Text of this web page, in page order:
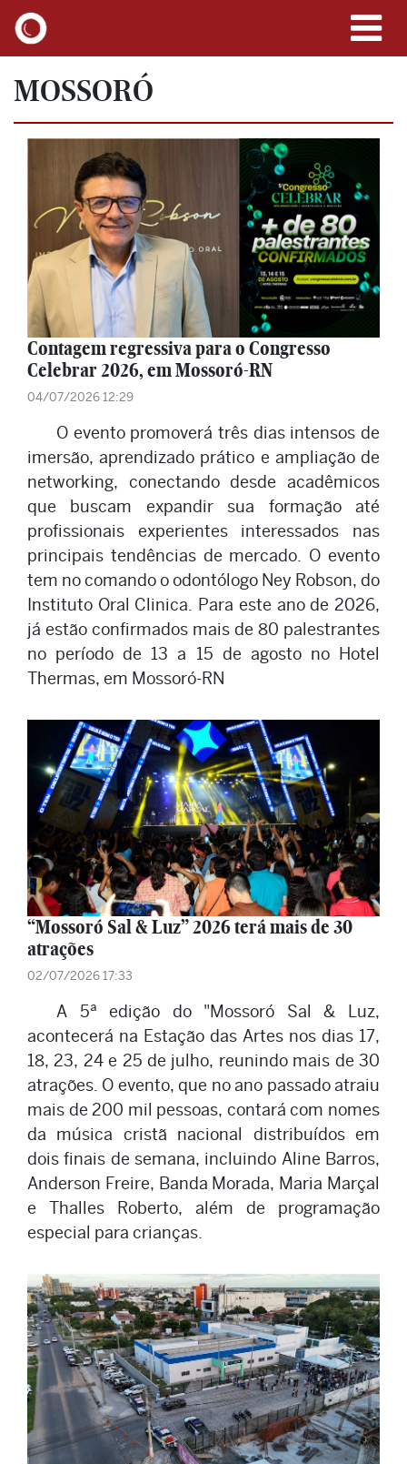
MOSSORÓ
Contagem regressiva para o Congresso
Celebrar 2026, em Mossoró-RN
04/07/2026 12:29
O evento promoverá três dias intensos de
imersão, aprendizado prático e ampliação de
networking, conectando desde acadêmicos
que buscam expandir sua formação até
profissionais experientes interessados nas
principais tendências de mercado. O evento
tem no comando o odontólogo Ney Robson, do
Instituto Oral Clinica. Para este ano de 2026,
já estão confirmados mais de 80 palestrantes
no período de 13 a 15 de agosto no Hotel
Thermas, em Mossoró-RN
“Mossoró Sal & Luz” 2026 terá mais de 30
atrações
02/07/2026 17:33
A 5ª edição do "Mossoró Sal & Luz,
acontecerá na Estação das Artes nos dias 17,
18, 23, 24 e 25 de julho, reunindo mais de 30
atrações. O evento, que no ano passado atraiu
mais de 200 mil pessoas, contará com nomes
da música cristã nacional distribuídos em
dois finais de semana, incluindo Aline Barros,
Anderson Freire, Banda Morada, Maria Marçal
e Thalles Roberto, além de programação
especial para crianças.